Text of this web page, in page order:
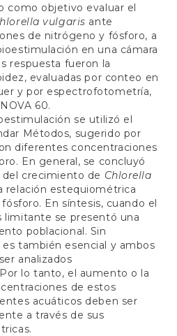
como objetivo evaluar el
vulgaris ante
de nitrógeno y fósforo, a
en una cámara
respuesta fueron la
evaluadas por conteo en
y por espectrofotometría,
60.
se utilizó el
Métodos, sugerido por
diferentes concentraciones
En general, se concluyó
crecimiento de Chlorella
relación estequiométrica
En síntesis, cuando el
limitante se presentó una
poblacional. Sin
también esencial y ambos
analizados
lo tanto, el aumento o la
de estos
acuáticos deben ser
a través de sus